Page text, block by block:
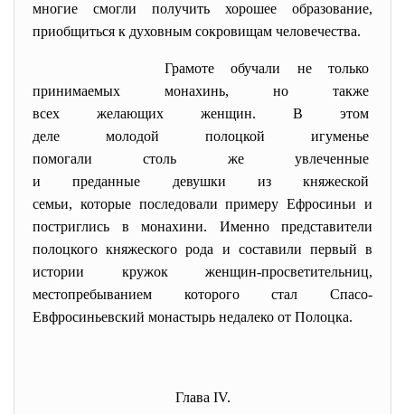
многие смогли получить хорошее образование,
приобщиться к духовным сокровищам человечества.
Грамоте обучали не только
принимаемых монахинь, но также
всех желающих женщин. В этом
деле молодой полоцкой игуменье
помогали столь же увлеченные
и преданные девушки из княжеской
семьи, которые последовали примеру Ефросиньи и
постриглись в монахини. Именно представители
полоцкого княжеского рода и составили первый в
истории кружок женщин-просветительниц,
местопребыванием которого стал Спасо-
Евфросиньевский монастырь недалеко от Полоцка.
Глава ІV.